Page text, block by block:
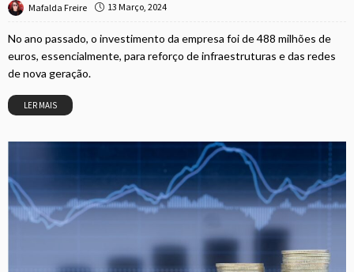
Mafalda Freire 13 Março, 2024
No ano passado, o investimento da empresa foi de 488 milhões de
euros, essencialmente, para reforço de infraestruturas e das redes
de nova geração.
LER MAIS